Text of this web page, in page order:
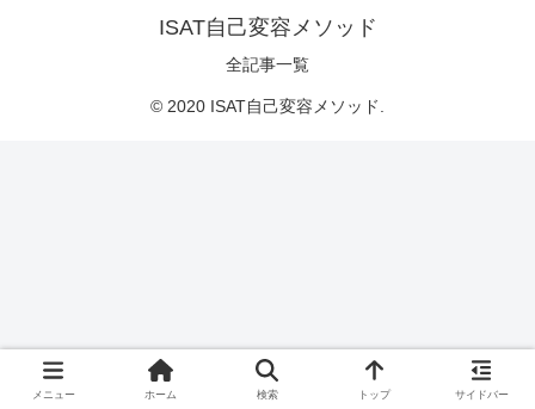
ISAT自己変容メソッド
全記事一覧
© 2020 ISAT自己変容メソッド.
メニュー ホーム 検索 トップ サイドバー